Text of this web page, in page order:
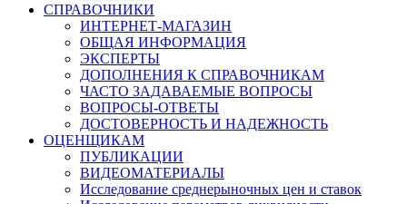
СПРАВОЧНИКИ
ИНТЕРНЕТ-МАГАЗИН
ОБЩАЯ ИНФОРМАЦИЯ
ЭКСПЕРТЫ
ДОПОЛНЕНИЯ К СПРАВОЧНИКАМ
ЧАСТО ЗАДАВАЕМЫЕ ВОПРОСЫ
ВОПРОСЫ-ОТВЕТЫ
ДОСТОВЕРНОСТЬ И НАДЕЖНОСТЬ
ОЦЕНЩИКАМ
ПУБЛИКАЦИИ
ВИДЕОМАТЕРИАЛЫ
Исследование среднерыночных цен и ставок